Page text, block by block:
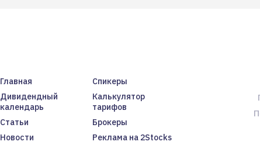
Главная
Спикеры
Дивидендный
календарь
Калькулятор
тарифов
Статьи
Брокеры
Новости
Реклама на 2Stocks